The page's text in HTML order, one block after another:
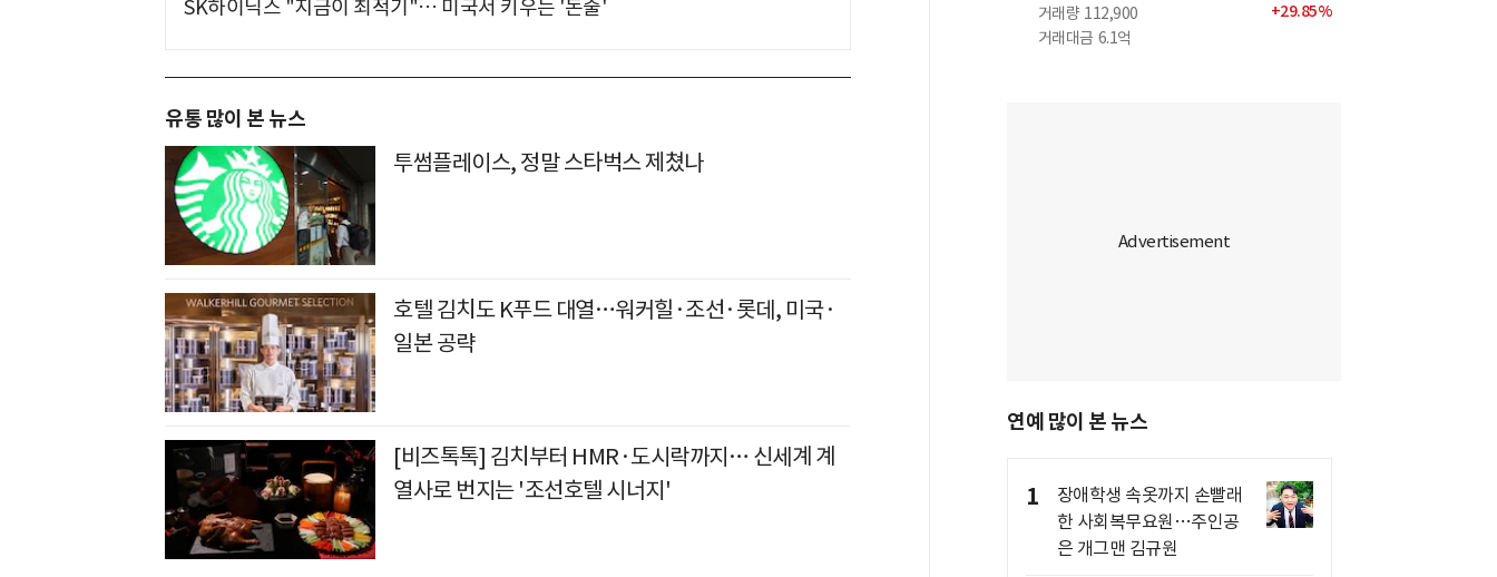
SK하이닉스 "지금이 최적기"… 미국서 키우는 '돈줄'
유통 많이 본 뉴스
투썸플레이스, 정말 스타벅스 제쳤나
호텔 김치도 K푸드 대열…워커힐·조선·롯데, 미국·
일본 공략
[비즈톡톡] 김치부터 HMR·도시락까지… 신세계 계
열사로 번지는 '조선호텔 시너지'
거래량 112,900
거래대금 6.1억
+29.85%
연예 많이 본 뉴스
1
장애학생 속옷까지 손빨래
한 사회복무요원…주인공
은 개그맨 김규원